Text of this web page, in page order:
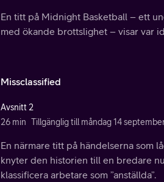
En titt på Midnight Basketball – ett
med ökande brottslighet – visar var
Missclassified
Avsnitt 2
26 min Tillgänglig till måndag 14
En närmare titt på händelserna som
knyter den historien till en bredare
klassificera arbetare som ”anställda”.